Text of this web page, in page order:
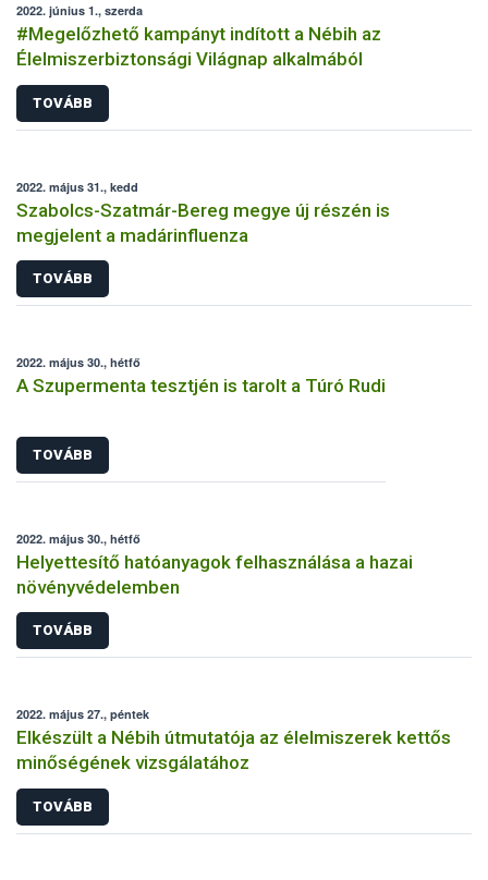
2022. június 1., szerda
#Megelőzhető kampányt indított a Nébih az
Élelmiszerbiztonsági Világnap alkalmából
TOVÁBB
2022. május 31., kedd
Szabolcs-Szatmár-Bereg megye új részén is
megjelent a madárinfluenza
TOVÁBB
2022. május 30., hétfő
A Szupermenta tesztjén is tarolt a Túró Rudi
TOVÁBB
2022. május 30., hétfő
Helyettesítő hatóanyagok felhasználása a hazai
növényvédelemben
TOVÁBB
2022. május 27., péntek
Elkészült a Nébih útmutatója az élelmiszerek kettős
minőségének vizsgálatához
TOVÁBB